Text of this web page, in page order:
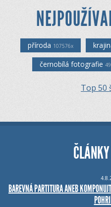
příroda 107576x
černobílá fotografie
Top 50
BAREVNÁ PARTITURA ANEB